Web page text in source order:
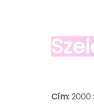
Cím:2000